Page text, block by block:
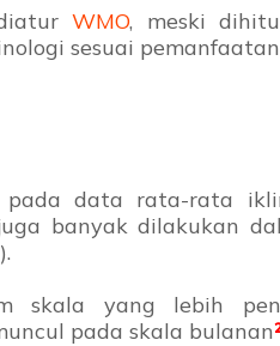
WMO, meski
sesuai
pada data rata-rata
banyak dilakukan
skala yang lebih
pada skala bulanan